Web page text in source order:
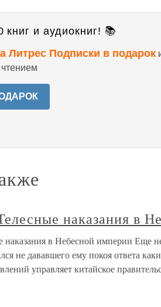
и аудиокниг! 📚
Литрес Подписки в подарок
наказания в
наказания в Небесной империи Еще
не дававшего ему покоя ответа
управляет китайское